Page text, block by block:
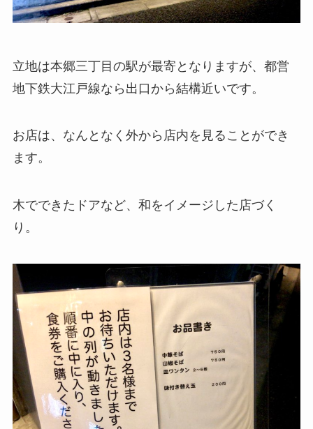
立地は本郷三丁目の駅が最寄となりますが、都営
地下鉄大江戸線なら出口から結構近いです。
お店は、なんとなく外から店内を見ることができ
ます。
木でできたドアなど、和をイメージした店づく
り。